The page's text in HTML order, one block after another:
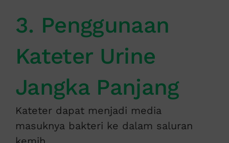
3. Penggunaan
Kateter Urine
Jangka Panjang
Kateter dapat menjadi media
masuknya bakteri ke dalam saluran